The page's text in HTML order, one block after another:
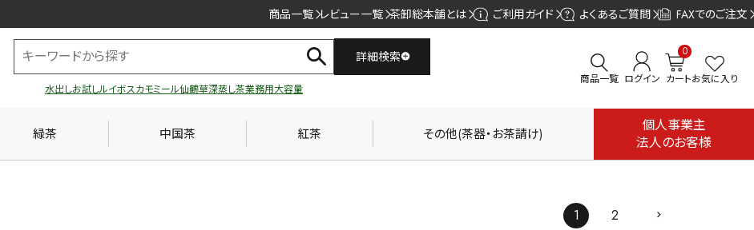
商品一覧 レビュー一覧 茶卸総本舗とは ご利用ガイド よくあるご質問 FAXでのご注文
水出しお試しルイボスカモミール仙鶴草深蒸し茶業務用大容量
詳細検索
商品一覧 ログイン カート
0
お気に入り
緑茶 中国茶 紅茶 その他(茶器・お茶請け)
個人事業主
法人のお客様
1 2